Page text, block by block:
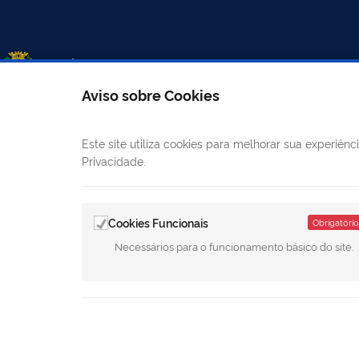
Câmara Municipal
CANAIS
Ouvidoria
Aviso sobre Cookies
Este site utiliza cookies para melhorar sua
Privacidade.
Cookies Funcionais Obrigatório
Necessários para o funcionamento básico do site.